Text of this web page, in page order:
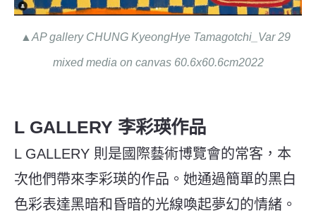
▲AP gallery CHUNG KyeongHye Tamagotchi_Var 29
mixed media on canvas 60.6x60.6cm2022
L GALLERY 李彩瑛作品
L GALLERY 則是國際藝術博覽會的常客，本
次他們帶來李彩瑛的作品。她通過簡單的黑白
色彩表達黑暗和昏暗的光線喚起夢幻的情緒。